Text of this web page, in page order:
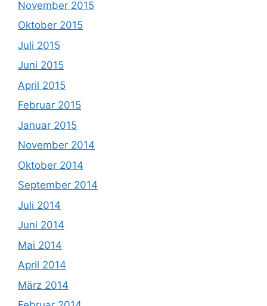
November 2015
Oktober 2015
Juli 2015
Juni 2015
April 2015
Februar 2015
Januar 2015
November 2014
Oktober 2014
September 2014
Juli 2014
Juni 2014
Mai 2014
April 2014
März 2014